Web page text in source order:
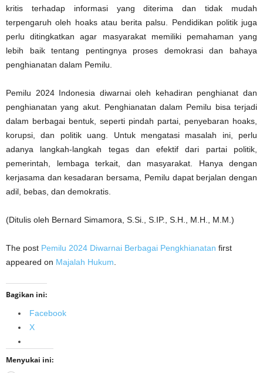
kritis terhadap informasi yang diterima dan tidak mudah
terpengaruh oleh hoaks atau berita palsu. Pendidikan politik juga
perlu ditingkatkan agar masyarakat memiliki pemahaman yang
lebih baik tentang pentingnya proses demokrasi dan bahaya
penghianatan dalam Pemilu.
Pemilu 2024 Indonesia diwarnai oleh kehadiran penghianat dan
penghianatan yang akut. Penghianatan dalam Pemilu bisa terjadi
dalam berbagai bentuk, seperti pindah partai, penyebaran hoaks,
korupsi, dan politik uang. Untuk mengatasi masalah ini, perlu
adanya langkah-langkah tegas dan efektif dari partai politik,
pemerintah, lembaga terkait, dan masyarakat. Hanya dengan
kerjasama dan kesadaran bersama, Pemilu dapat berjalan dengan
adil, bebas, dan demokratis.
(Ditulis oleh Bernard Simamora, S.Si., S.IP., S.H., M.H., M.M.)
The post Pemilu 2024 Diwarnai Berbagai Pengkhianatan first
appeared on Majalah Hukum
Bagikan ini:
Facebook
X
Menyukai ini: